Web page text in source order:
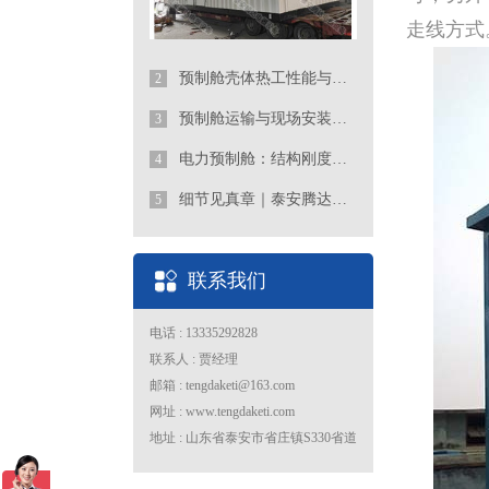
2 预制舱壳体热工性能与保温构造
3 预制舱运输与现场安装说明：吊装、就位与接口连接
4 电力预制舱：结构刚度、环境防护与系统稳定性
5 细节见真章｜泰安腾达电器：把“线缆艺术”刻进预制舱的基因里
联系我们
电话 : 13335292828
联系人 : 贾经理
邮箱 : tengdaketi@163.com
网址 : www.tengdaketi.com
地址 : 山东省泰安市省庄镇S330省道
走线方式